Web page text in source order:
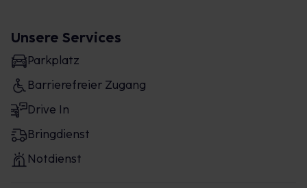
Unsere Services
Parkplatz
Barrierefreier Zugang
Drive In
Bringdienst
Notdienst